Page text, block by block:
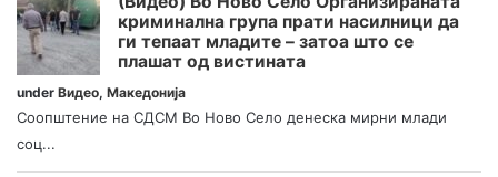
криминална група прати насилници да
ги тепаат младите – затоа што се
плашат од вистината
under Видео, Македонија
Соопштение на СДСМ Во Ново Село денеска мирни млади
соц...